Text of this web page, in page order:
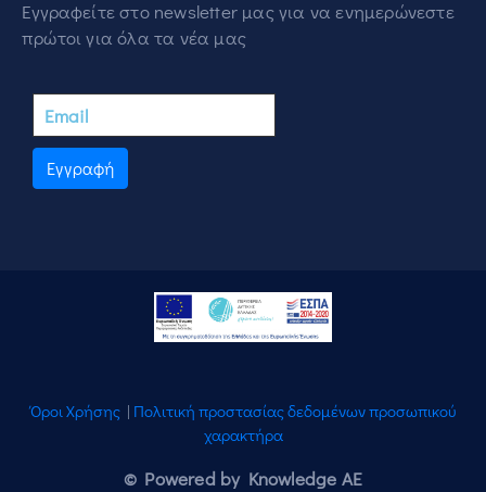
Εγγραφείτε στο newsletter μας για να ενημερώνεστε
πρώτοι για όλα τα νέα μας
Εγγραφή
Όροι Χρήσης | Πολιτική προστασίας δεδομένων προσωπικού
χαρακτήρα
© Powered by Knowledge AE